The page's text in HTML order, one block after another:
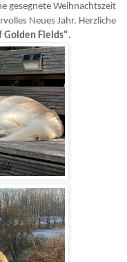
gesegnete Weihnachtszeit
Neues Jahr. Herzliche
Golden Fields".